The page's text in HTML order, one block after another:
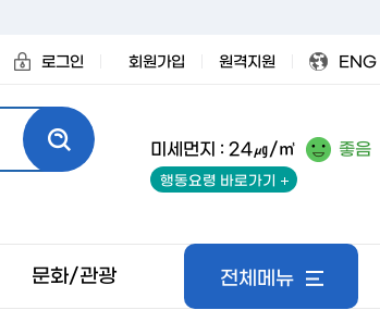
로그인 회원가입 원격지원 ENG
미세먼지 : 24㎍/㎥ 좋음
행동요령 바로가기
문화/관광 전체메뉴